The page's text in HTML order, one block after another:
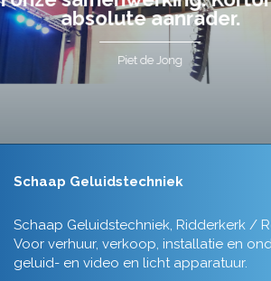
tot in de puntjes
Tim de Lange
Schaap Geluidstechniek
Schaap Geluidstechniek, Ridderkerk /
Voor verhuur, verkoop, installatie en
geluid- en video en licht apparatuur.